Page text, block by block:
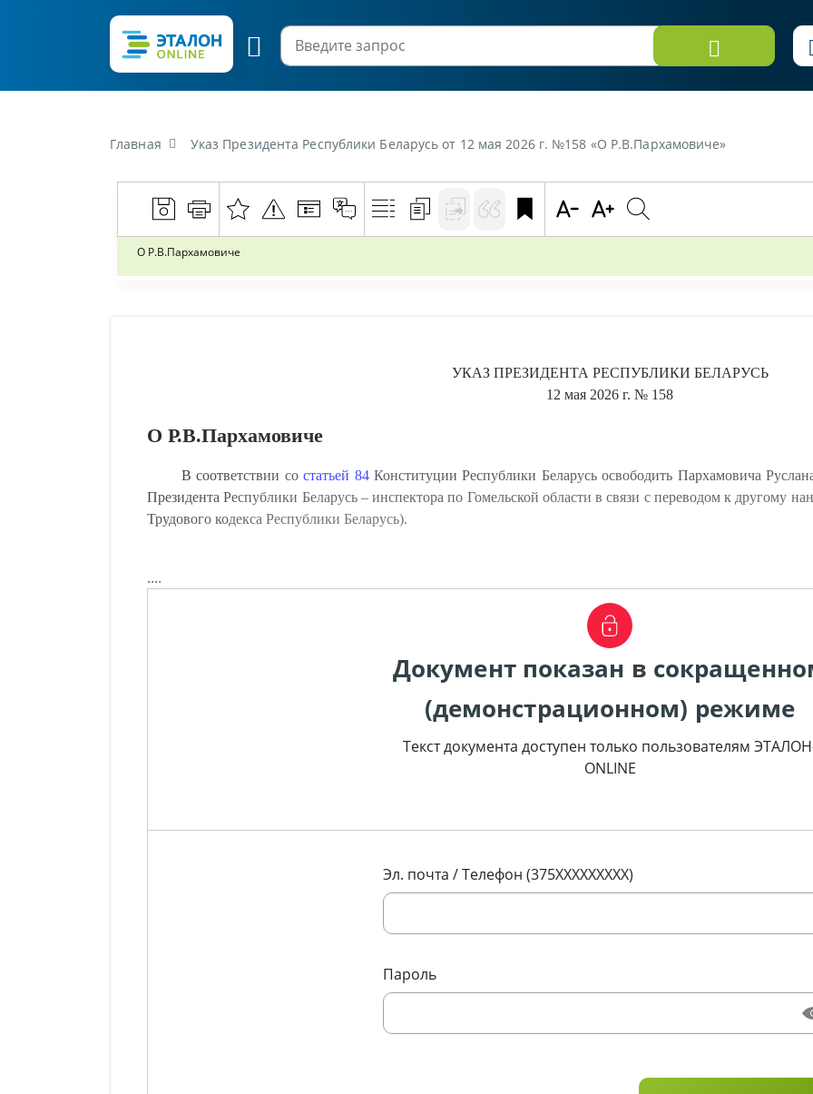
Главная Указ Президента Республики Беларусь от 12 мая 2026 г. №158 «О Р.В.Пархамовиче»
О Р.В.Пархамовиче
УКАЗ ПРЕЗИДЕНТА РЕСПУБЛИКИ БЕЛАРУСЬ
12 мая 2026 г. № 158
О Р.В.Пархамовиче
В соответствии состатьей 84Конституции Республики Беларусь освободить Пархамовича
Президента Республики Беларусь – инспектора по Гомельской области в связи с переводом к другому
Трудового кодекса Республики Беларусь).
....
Документ показан в
(демонстрационном) режиме
Текст документа доступен только пользователям
ONLINE
Эл. почта / Телефон (375XXXXXXXXX)
Пароль